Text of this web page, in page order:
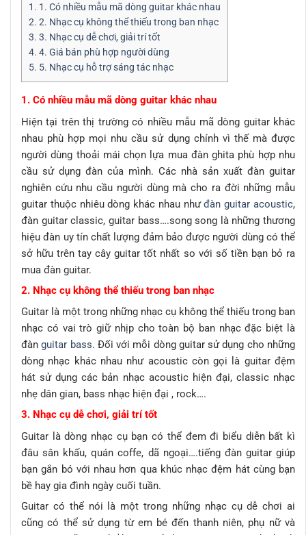
1. 1. Có nhiều mẫu mã dòng guitar khác nhau
2. 2. Nhạc cụ không thể thiếu trong ban nhạc
3. 3. Nhạc cụ dễ chơi, giải trí tốt
4. 4. Giá bán phù hợp người dùng
5. 5. Nhạc cụ hỗ trợ sáng tác nhạc
1. Có nhiều mẫu mã dòng guitar khác nhau
Hiện tại trên thị trường có nhiều mẫu mã dòng guitar khác
nhau phù hợp mọi nhu cầu sử dụng chính vì thế mà được
người dùng thoải mái chọn lựa mua đàn ghita phù hợp nhu
cầu sử dụng đàn của mình. Các nhà sản xuất đàn guitar
nghiên cứu nhu cầu người dùng mà cho ra đời những mẫu
guitar thuộc nhiêu dòng khác nhau nhưđàn guitar acoustic,
đàn guitar classic, guitar bass….song song là những thương
hiệu đàn uy tín chất lượng đảm bảo được người dùng có thể
sở hữu trên tay cây guitar tốt nhất so với số tiền bạn bỏ ra
mua đàn guitar.
2. Nhạc cụ không thể thiếu trong ban nhạc
Guitar là một trong những nhạc cụ không thể thiếu trong ban
nhạc có vai trò giữ nhịp cho toàn bộ ban nhạc đặc biệt là
đànguitar bass. Đối với mỗi dòng guitar sử dụng cho những
dòng nhạc khác nhau như acoustic còn gọi là guitar đệm
hát sử dụng các bản nhạc acoustic hiện đại, classic nhạc
nhẹ dân gian, bass nhạc hiện đại , rock….
3. Nhạc cụ dễ chơi, giải trí tốt
Guitar là dòng nhạc cụ bạn có thể đem đi biểu diễn bất kì
đâu sân khấu, quán coffe, dã ngoại….tiếng đàn guitar giúp
bạn gắn bó với nhau hơn qua khúc nhạc đệm hát cùng bạn
bề hay gia đình ngày cuối tuần.
Guitar có thể nói là một trong những nhạc cụ dễ chơi ai
cũng có thể sử dụng từ em bé đến thanh niên, phụ nữ và